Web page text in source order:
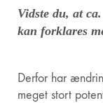
Vidste du, at
kan forklares
Derfor har
meget stort